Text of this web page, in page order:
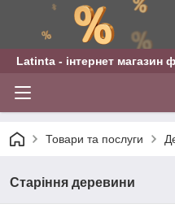
Latinta - інтернет магазин
Товари та послуги
Старіння деревини